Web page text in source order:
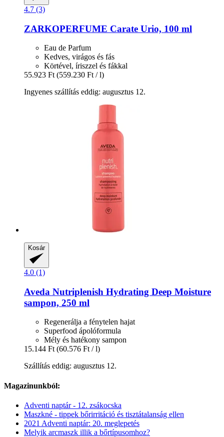
4.7 (3)
ZARKOPERFUME Carate Urio, 100 ml
Eau de Parfum
Kedves, virágos és fás
Körtével, íriszzel és fákkal
55.923 Ft (559.230 Ft / l)
Ingyenes szállítás eddig: augusztus 12.
Kosár
4.0 (1)
Aveda Nutriplenish Hydrating Deep Moisture
sampon, 250 ml
Regenerálja a fénytelen hajat
Superfood ápolóformula
Mély és hatékony sampon
15.144 Ft (60.576 Ft / l)
Szállítás eddig: augusztus 12.
Magazinunkból:
Adventi naptár - 12. zsákocska
Maszkné - tippek bőrirritáció és tisztátalanság ellen
2021 Adventi naptár: 20. meglepetés
Melyik arcmaszk illik a bőrtípusomhoz?